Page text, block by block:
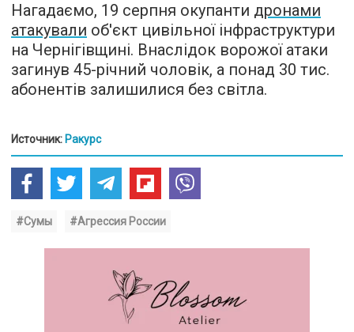
Нагадаємо, 19 серпня окупанти дронами
атакували об'єкт цивільної інфраструктури
на Чернігівщині. Внаслідок ворожої атаки
загинув 45-річний чоловік, а понад 30 тис.
абонентів залишилися без світла.
Источник: Ракурс
#Сумы #Агрессия России